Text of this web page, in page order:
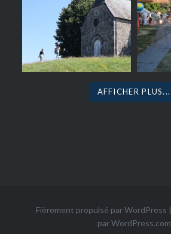
AFFICHER PLUS...
Fièrement propulsé par WordPress |
parWordPress.com